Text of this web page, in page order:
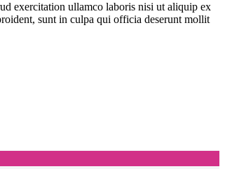
exercitation ullamco laboris nisi ut aliquip ex
sunt in culpa qui officia deserunt mollit